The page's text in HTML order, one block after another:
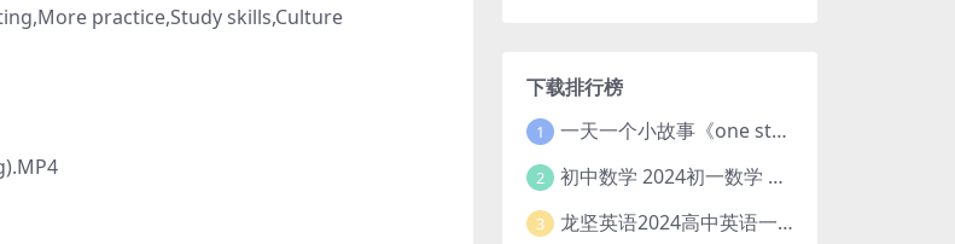
practice,Study skills,Culture
下载排行榜
1 一天一个小故事《one story a day》初中版 百度网盘分享下载
2 初中数学 2024初一数学 朱韬数学 S班春季下 A+班春季下 百度云网盘
3 龙坚英语2024高中英语一轮系统班(全国卷+北京卷)